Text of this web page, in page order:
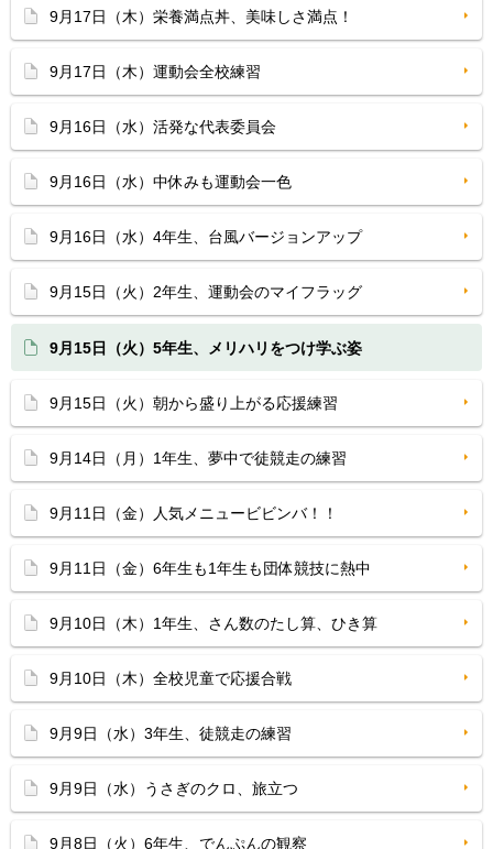
9月17日（木）栄養満点丼、美味しさ満点！
9月17日（木）運動会全校練習
9月16日（水）活発な代表委員会
9月16日（水）中休みも運動会一色
9月16日（水）4年生、台風バージョンアップ
9月15日（火）2年生、運動会のマイフラッグ
9月15日（火）5年生、メリハリをつけ学ぶ姿
9月15日（火）朝から盛り上がる応援練習
9月14日（月）1年生、夢中で徒競走の練習
9月11日（金）人気メニュービビンバ！！
9月11日（金）6年生も1年生も団体競技に熱中
9月10日（木）1年生、さん数のたし算、ひき算
9月10日（木）全校児童で応援合戦
9月9日（水）3年生、徒競走の練習
9月9日（水）うさぎのクロ、旅立つ
9月8日（火）6年生、でんぷんの観察